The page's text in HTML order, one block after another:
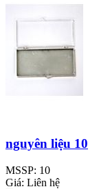
nguyên liệu 10
MSSP: 10
Giá: Liên hệ